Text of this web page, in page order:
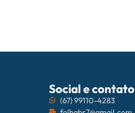
Social e contato
(67) 99110-4283